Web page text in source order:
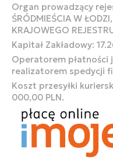
Organ prowadzący
ŚRÓDMIEŚCIA W
KRAJOWEGO
Kapitał Zakładowy:
Operatorem płatności
realizatorem spedycji
Koszt przesyłki
000,00 PLN.